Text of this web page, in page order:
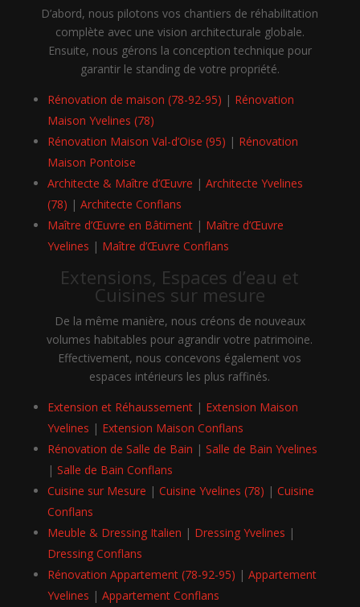
D’abord, nous pilotons vos chantiers de réhabilitation
complète avec une vision architecturale globale.
Ensuite, nous gérons la conception technique pour
garantir le standing de votre propriété.
Rénovation de maison (78-92-95) | Rénovation
Maison Yvelines (78)
Rénovation Maison Val-d’Oise (95) | Rénovation
Maison Pontoise
Architecte & Maître d’Œuvre | Architecte Yvelines
(78) | Architecte Conflans
Maître d’Œuvre en Bâtiment| Maître d’Œuvre
Yvelines | Maître d’Œuvre Conflans
Extensions, Espaces d’eau et
Cuisines sur mesure
De la même manière, nous créons de nouveaux
volumes habitables pour agrandir votre patrimoine.
Effectivement, nous concevons également vos
espaces intérieurs les plus raffinés.
Extension et Réhaussement| Extension Maison
Yvelines | Extension Maison Conflans
Rénovation de Salle de Bain | Salle de Bain Yvelines
| Salle de Bain Conflans
Cuisine sur Mesure | Cuisine Yvelines (78) | Cuisine
Conflans
Meuble & Dressing Italien | Dressing Yvelines |
Dressing Conflans
Rénovation Appartement (78-92-95) | Appartement
Yvelines | Appartement Conflans